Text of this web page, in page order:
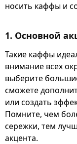
носить каффы и
1. Основной
Такие каффы
внимание всех
выберите
сможете
или создать
Помните, чем
сережки, тем
акцента.